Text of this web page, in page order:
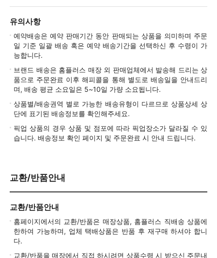
유의사항
예약배송은 예약 판매기간 동안 판매되는 상품을 의미하며 주문
일 기준 일괄 배송 혹은 예약 배송기간을 선택하신 후 수령이 가
능합니다.
브랜드 배송은 홈플러스 매장 외 판매업체에서 발송해 드리는 상
품으로 주문완료 이후 해피콜을 통해 별도로 배송일을 안내드리
며, 배송 평균 소요일은 5~10일 가량 소요됩니다.
상품별/배송권역 별로 가능한 배송유형이 다르므로 상품상세 상
단에 표기된 배송정보를 확인해주세요.
픽업 상품의 경우 상품 및 점포에 따라 픽업장소가 달라질 수 있
습니다. 배송정보 확인 페이지 및 주문완료 시 안내 드립니다.
교환/반품안내
교환/반품안내
홈페이지에서의 교환/반품은 매장상품, 홈플러스 직배송 상품에
한하여 가능하며, 업체 택배상품은 반품 후 재구매 하셔야 합니
다.
교환/반품을 매장에서 직접 하시려면 상품수령 시 받으신 주문내